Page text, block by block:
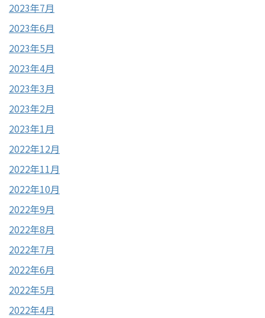
2023年7月
2023年6月
2023年5月
2023年4月
2023年3月
2023年2月
2023年1月
2022年12月
2022年11月
2022年10月
2022年9月
2022年8月
2022年7月
2022年6月
2022年5月
2022年4月